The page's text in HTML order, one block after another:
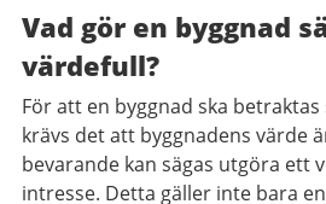
Vad gör en byggnad
värdefull?
För att en byggnad ska
krävs det att byggnadens värde
bevarande kan sägas utgöra ett
intresse. Detta gäller inte bara